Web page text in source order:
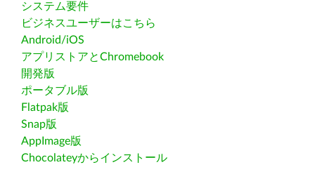
システム要件
ビジネスユーザーはこちら
Android/iOS
アプリストアとChromebook
開発版
ポータブル版
Flatpak版
Snap版
AppImage版
Chocolateyからインストール